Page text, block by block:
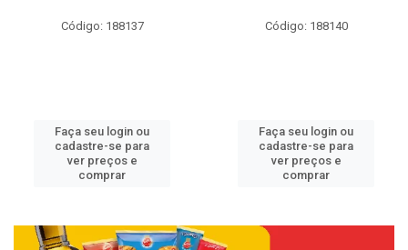
Código: 188137
Faça seu login ou
cadastre-se para
ver preços e
comprar
Código: 188140
Faça seu login ou
cadastre-se para
ver preços e
comprar